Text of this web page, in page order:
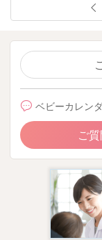
ベビーカレン
ご